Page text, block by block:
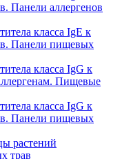
Панели аллергенов
класса IgE к
Панели пищевых
класса IgG к
Пищевые
класса IgG к
Панели пищевых
растений
трав